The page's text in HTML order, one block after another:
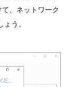
て、ネットワーク
う。